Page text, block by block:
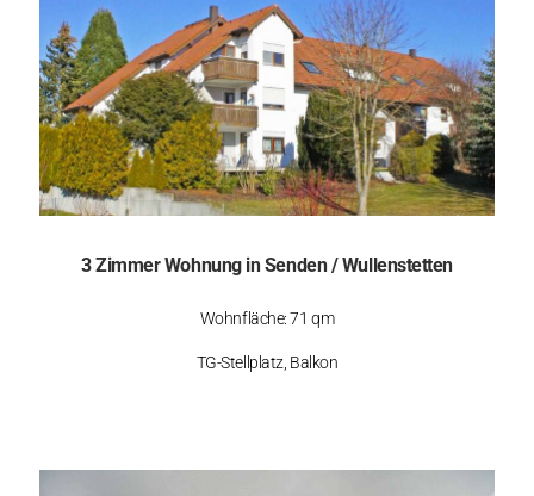
3 Zimmer Wohnung in Senden / Wullenstetten
Wohnfläche: 71 qm
TG-Stellplatz, Balkon